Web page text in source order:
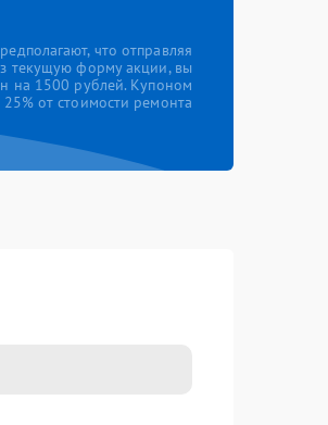
что отправляя
текущую форму акции, вы
на 1500 рублей. Купоном
от стоимости ремонта